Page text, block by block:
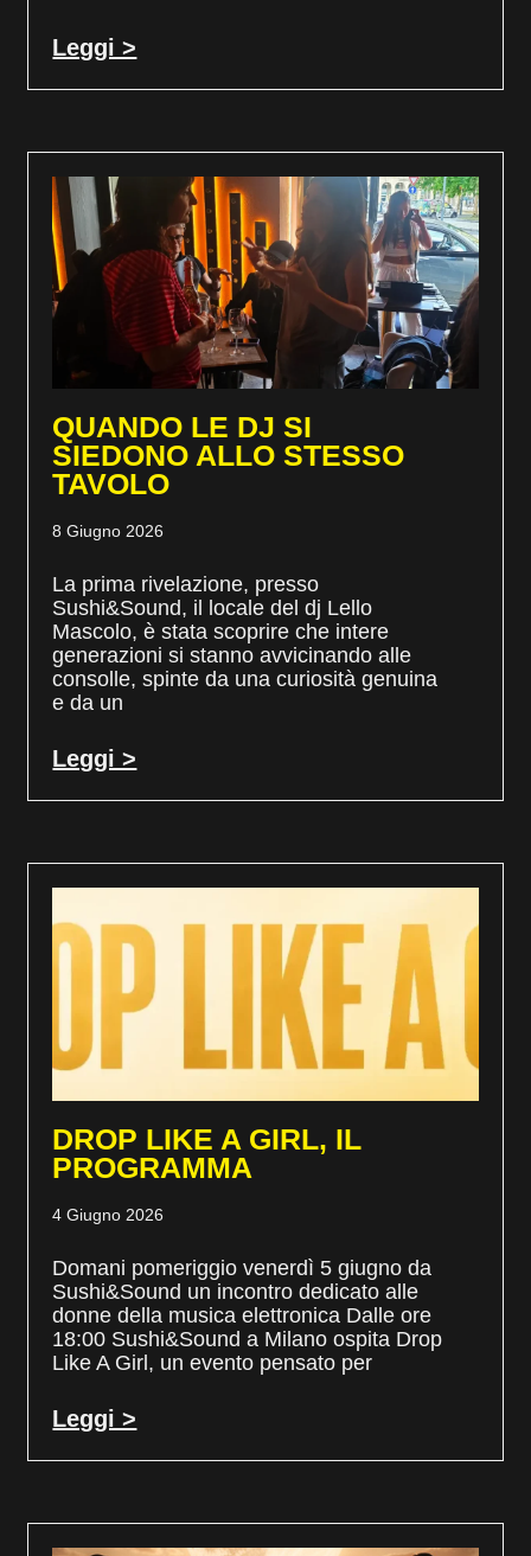
Leggi >
QUANDO LE DJ SI
SIEDONO ALLO STESSO
TAVOLO
8 Giugno 2026
La prima rivelazione, presso
Sushi&Sound, il locale del dj Lello
Mascolo, è stata scoprire che intere
generazioni si stanno avvicinando alle
consolle, spinte da una curiosità genuina
e da un
Leggi >
DROP LIKE A GIRL, IL
PROGRAMMA
4 Giugno 2026
Domani pomeriggio venerdì 5 giugno da
Sushi&Sound un incontro dedicato alle
donne della musica elettronica Dalle ore
18:00 Sushi&Sound a Milano ospita Drop
Like A Girl, un evento pensato per
Leggi >